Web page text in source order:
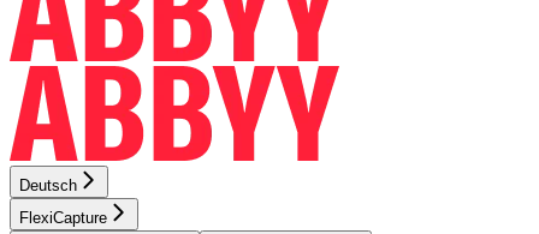
Deutsch
FlexiCapture